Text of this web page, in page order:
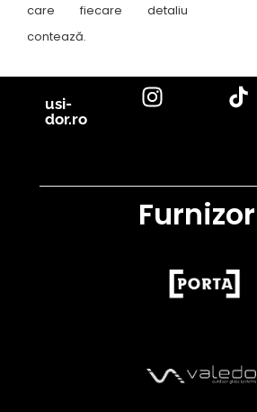
care fiecare detaliu
contează.
usi-
dor.ro